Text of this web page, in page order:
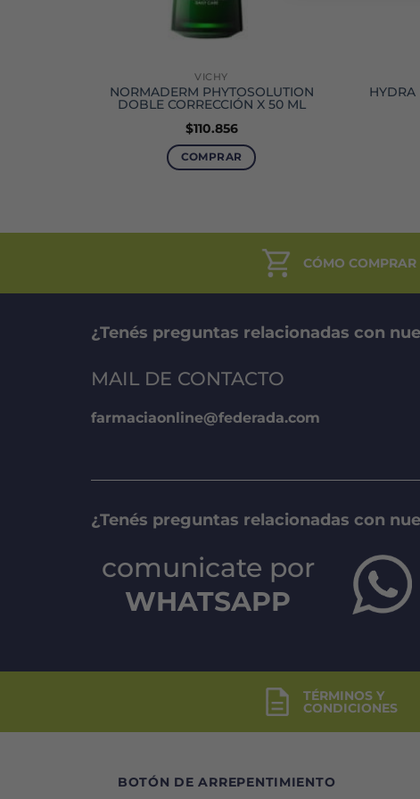
VICHY
NORMADERM PHYTOSOLUTION
DOBLE CORRECCIÓN X 50 ML
$110.856
COMPRAR
HYDRA
CÓMO COMPRAR
¿Tenés preguntas relacionadas con
MAIL DE CONTACTO
farmaciaonline@federada.com
¿Tenés preguntas relacionadas con
comunicate por
WHATSAPP
TÉRMINOS Y
CONDICIONES
BOTÓN DE ARREPENTIMIENTO